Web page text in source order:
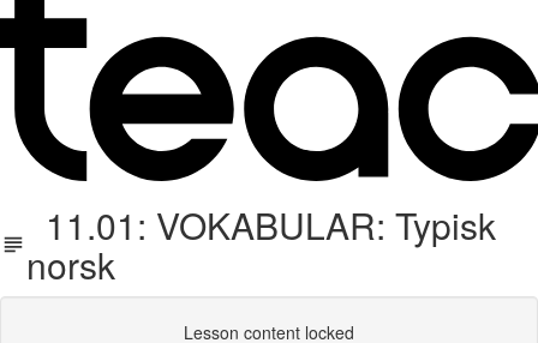
11.01: VOKABULAR: Typisk
norsk
Lesson content locked